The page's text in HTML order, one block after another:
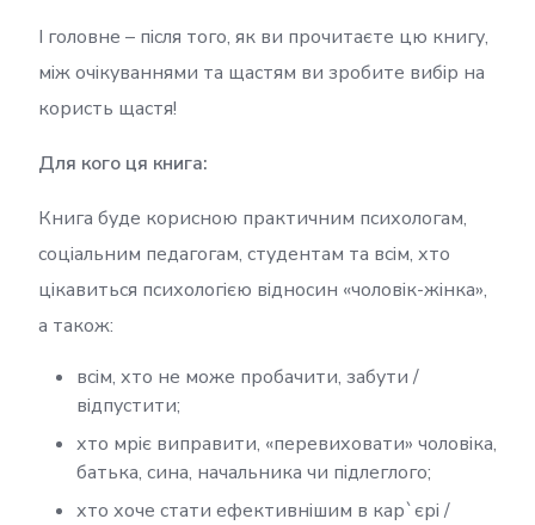
І головне – після того, як ви прочитаєте цю книгу,
між очікуваннями та щастям ви зробите вибір на
користь щастя!
Для кого ця книга:
Книга буде корисною практичним психологам,
соціальним педагогам, студентам та всім, хто
цікавиться психологією відносин «чоловік-жінка»,
а також:
всім, хто не може пробачити, забути /
відпустити;
хто мріє виправити, «перевиховати» чоловіка,
батька, сина, начальника чи підлеглого;
хто хоче стати ефективнішим в кар`єрі /